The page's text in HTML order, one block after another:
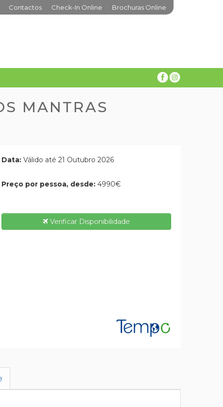
Contactos Check-In Online Brochuras Online
MANTRAS
Data: Válido até 21 Outubro 2026
Preço por pessoa, desde: 4990€
Verificar Disponibilidade